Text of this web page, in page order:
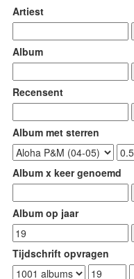
Artiest
Album
Recensent
Album met sterren
Album x keer genoemd
Album op jaar
Tijdschrift opvragen